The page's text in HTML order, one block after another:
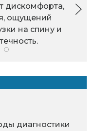
дискомфорта,
ощущений
на спину и
диагностики